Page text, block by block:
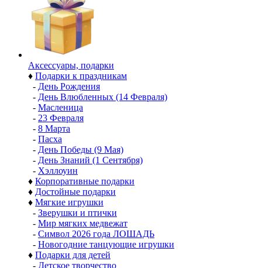
Аксессуары, подарки
♦ Подарки к праздникам
- День Рождения
- День Влюбленных (14 Февраля)
- Масленица
- 23 Февраля
- 8 Марта
- Пасха
- День Победы (9 Мая)
- День Знаний (1 Сентября)
- Хэллоуин
♦ Корпоративные подарки
♦ Достойные подарки
♦ Мягкие игрушки
- Зверушки и птички
- Мир мягких медвежат
- Символ 2026 года ЛОШАДЬ
- Новогодние танцующие игрушки
♦ Подарки для детей
- Детское творчество